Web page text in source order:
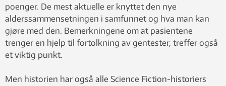
poenger. De mest aktuelle er knyttet den nye
alderssammensetningen i samfunnet og hva man kan
gjøre med den. Bemerkningene om at pasientene
trenger en hjelp til fortolkning av gentester, treffer også
et viktig punkt.
Men historien har også alle Science Fiction-historiers